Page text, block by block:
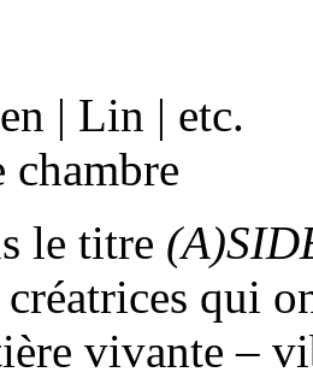
| Lin | etc.
chambre
titre
créatrices qui
vivante –